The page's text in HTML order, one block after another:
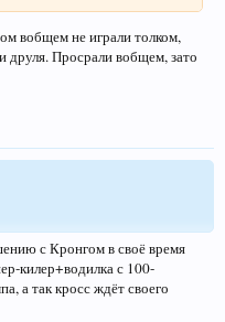
вобщем не играли толком,
друля. Просрали вобщем, зато
с Кронгом в своё время
килер+водилка с 100-
а так кросс ждёт своего